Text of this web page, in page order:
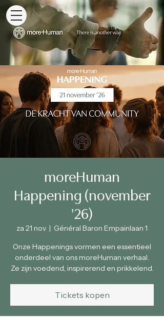
moreHuman
Happening (november
'26)
za 21 nov
  |
Général Baron Empainlaan 1
Onze Happenings vormen een essentieel
onderdeel van ons moreHuman verhaal.
Ze zijn voedend, inspirerend en prikkelend.
Tickets kopen